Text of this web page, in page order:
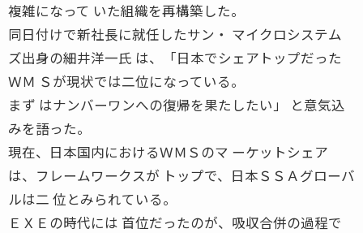
複雑になって いた組織を再構築した。
同日付けで新社長に就任したサン・ マイクロシステム
ズ出身の細井洋一氏 は、「日本でシェアトップだった
ＷＭ Ｓが現状では二位になっている。
まず はナンバーワンへの復帰を果たしたい」 と意気込
みを語った。
現在、日本国内におけるＷＭＳのマ ーケットシェア
は、フレームワークスが トップで、日本ＳＳＡグローバ
ルは二 位とみられている。
ＥＸＥの時代には 首位だったのが、吸収合併の過程で